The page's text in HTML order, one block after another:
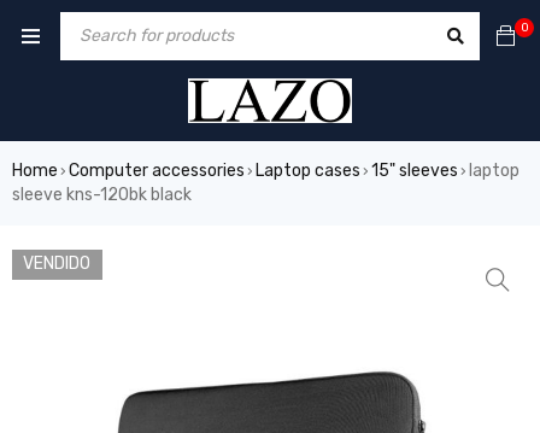
0
Home › Computer accessories › Laptop cases › 15" sleeves › laptop
sleeve kns-120bk black
VENDIDO